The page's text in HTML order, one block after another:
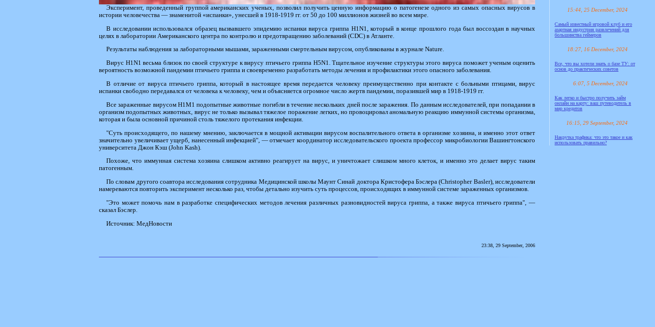
Эксперимент, проведенный группой американских ученых, позволил получить ценную информацию о патогенезе одного из самых опасных вирусов в
истории человечества — знаменитой «испанки», унесшей в 1918-1919 гг. от 50 до 100 миллионов жизней во всем мире.
В исследовании использовался образец вызвавшего эпидемию испанки вируса гриппа H1N1, который в конце прошлого года был воссоздан в научных
целях в лаборатории Американского центра по контролю и предотвращению заболеваний (CDC) в Атланте.
Результаты наблюдения за лабораторными мышами, зараженными смертельным вирусом, опубликованы в журнале Nature.
Вирус H1N1 весьма близок по своей структуре к вирусу птичьего гриппа H5N1. Тщательное изучение структуры этого вируса поможет ученым оценить
вероятность возможной пандемии птичьего гриппа и своевременно разработать методы лечения и профилактики этого опасного заболевания.
В отличие от вируса птичьего гриппа, который в настоящее время передается человеку преимущественно при контакте с больными птицами, вирус
испанки свободно передавался от человека к человеку, чем и объясняется огромное число жертв пандемии, поразившей мир в 1918-1919 гг.
Все зараженные вирусом H1M1 подопытные животные погибли в течение нескольких дней после заражения. По данным исследователей, при попадании в
организм подопытных животных, вирус не только вызывал тяжелое поражение легких, но провоцировал аномальную реакцию иммунной системы организма,
которая и была основной причиной столь тяжелого протекания инфекции.
"Суть происходящего, по нашему мнению, заключается в мощной активации вирусом воспалительного ответа в организме хозяина, и именно этот ответ
значительно увеличивает ущерб, нанесенный инфекцией", — отмечает координатор исследовательского проекта профессор микробиологии Вашингтонского
университета Джон Кэш (John Kash).
Похоже, что иммунная система хозяина слишком активно реагирует на вирус, и уничтожает слишком много клеток, и именно это делает вирус таким
патогенным.
По словам другого соавтора исследования сотрудника Медицинской школы Маунт Синай доктора Кристофера Бэслера (Christopher Basler), исследователи
намереваются повторить эксперимент несколько раз, чтобы детально изучить суть процессов, происходящих в иммунной системе зараженных организмов.
"Это может помочь нам в разработке специфических методов лечения различных разновидностей вируса гриппа, а также вируса птичьего гриппа", —
сказал Бэслер.
Источник: МедНовости
23:38, 29 September, 2006
15:44, 25 December, 2024
Самый известный игровой клуб и его
азартная индустрия развлечений для
большинства геймеров
18:27, 16 December, 2024
Все, что вы хотели знать о базе ТУ: от
основ до практических советов
6:07, 5 December, 2024
Как легко и быстро получить займ
онлайн на карту: ваш путеводитель в
мир кредитов
16:15, 29 September, 2024
Накрутка трафика: что это такое и как
использовать правильно?